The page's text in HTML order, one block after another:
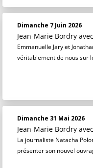
Dimanche 7 Juin 2026
Jean-Marie Bordry
Emmanuelle Jary et
véritablement de nous sur
Dimanche 31 Mai 2026
Jean-Marie Bordry
La journaliste Natacha
présenter son nouvel